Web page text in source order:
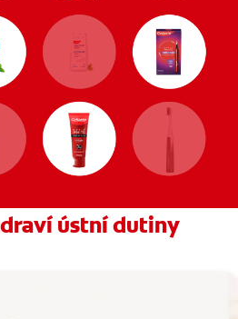
ústní dutiny